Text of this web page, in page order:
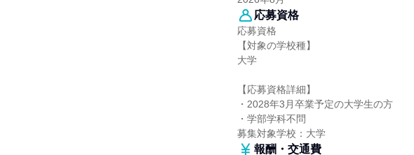
応募資格
応募資格
【対象の学校種】
大学
【応募資格詳細】
・2028年3月卒業予定の大学生の方
・学部学科不問
募集対象学校：大学
報酬・交通費